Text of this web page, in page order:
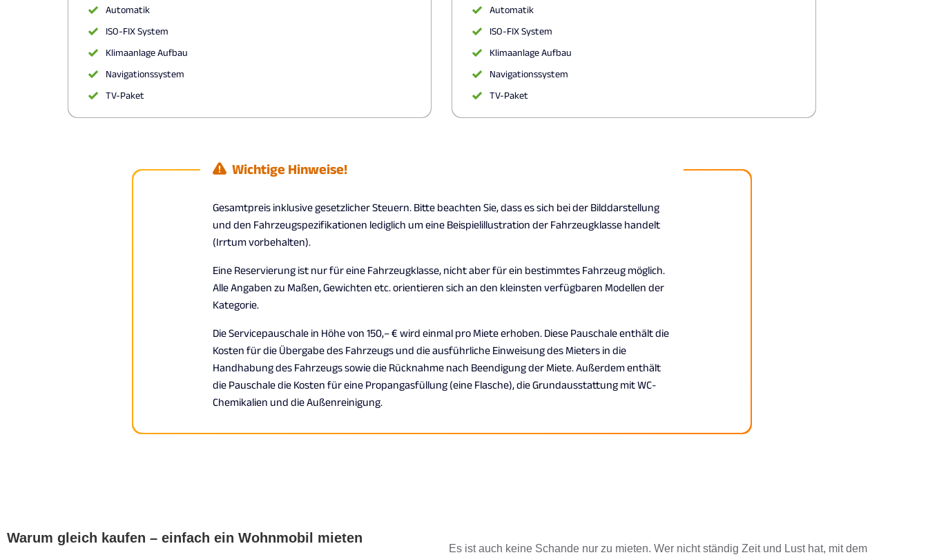
Warum gleich kaufen – einfach ein Wohnmobil mieten
Es ist auch keine Schande nur zu mieten. Wer nicht ständig Zeit und Lust hat, mit dem